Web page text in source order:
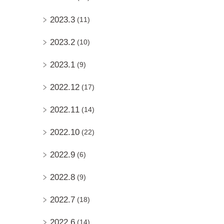
2023.3 (11)
2023.2 (10)
2023.1 (9)
2022.12 (17)
2022.11 (14)
2022.10 (22)
2022.9 (6)
2022.8 (9)
2022.7 (18)
(14)